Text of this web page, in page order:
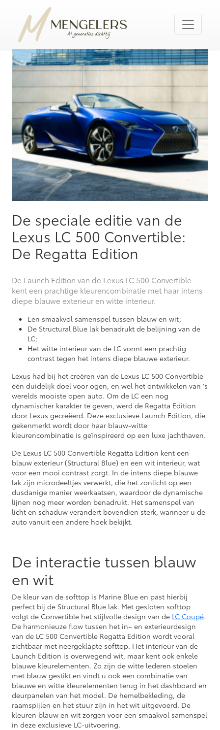
De speciale editie van de
Lexus LC 500 Convertible:
De Regatta Edition
De Launch Edition van de Lexus LC 500 Convertible
kent een prachtige kleurencombinatie met haar intens
diepe blauwe exterieur en witte interieur.
Een smaakvol samenspel tussen blauw en wit;
De Structural Blue lak benadrukt de belijning van de
LC;
Het witte interieur van de LC vormt een prachtig
contrast tegen het intens diepe blauwe exterieur.
Lexus had bij het creëren van de Lexus LC 500 Convertible
één duidelijk doel voor ogen, en wel het ontwikkelen van 's
werelds mooiste open auto. Om de LC een nog
dynamischer karakter te geven, werd de Regatta Edition
door Lexus gecreëerd. Deze exclusieve Launch Edition, die
gekenmerkt wordt door haar blauw-witte
kleurencombinatie is geïnspireerd op een luxe jachthaven.
De Lexus LC 500 Convertible Regatta Edition kent een
blauw exterieur (Structural Blue) en een wit interieur, wat
voor een mooi contrast zorgt. In de intens diepe blauwe
lak zijn microdeeltjes verwerkt, die het zonlicht op een
dusdanige manier weerkaatsen, waardoor de dynamische
lijnen nog meer worden benadrukt. Het samenspel van
licht en schaduw verandert bovendien sterk, wanneer u de
auto vanuit een andere hoek bekijkt.
De interactie tussen blauw
en wit
De kleur van de softtop is Marine Blue en past hierbij
perfect bij de Structural Blue lak. Met gesloten softtop
volgt de Convertible het stijlvolle design van de LC Coupé.
De harmonieuze flow tussen het in– en exterieurdesign
van de LC 500 Convertible Regatta Edition wordt vooral
zichtbaar met neergeklapte softtop. Het interieur van de
Launch Edition is overwegend wit, maar kent ook enkele
blauwe kleurelementen. Zo zijn de witte lederen stoelen
met blauw gestikt en vindt u ook een combinatie van
blauwe en witte kleurelementen terug in het dashboard en
deurpanelen van het model. De hemelbekleding, de
raamspijlen en het stuur zijn in het wit uitgevoerd. De
kleuren blauw en wit zorgen voor een smaakvol samenspel
in deze exclusieve LC-uitvoering.